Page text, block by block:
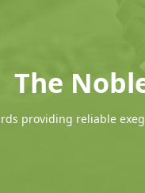
The
providing reliable